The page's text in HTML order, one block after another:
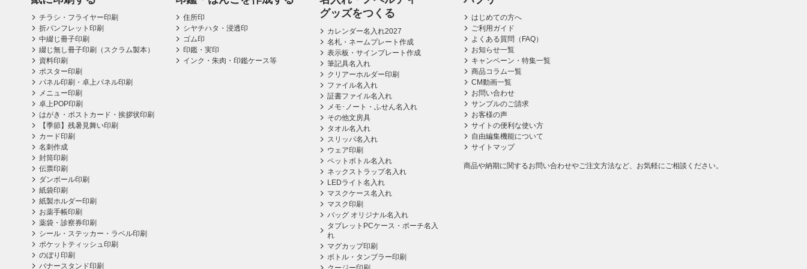
チラシ・フライヤー印刷
折パンフレット印刷
中綴じ冊子印刷
綴じ無し冊子印刷（スクラム製本）
資料印刷
ポスター印刷
パネル印刷・卓上パネル印刷
メニュー印刷
卓上POP印刷
はがき・ポストカード・挨拶状印刷
【季節】残暑見舞い印刷
カード印刷
名刺作成
封筒印刷
伝票印刷
ダンボール印刷
紙袋印刷
紙製ホルダー印刷
お薬手帳印刷
薬袋・診察券印刷
シール・ステッカー・ラベル印刷
ポケットティッシュ印刷
のぼり印刷
バナースタンド印刷
住所印
シヤチハタ・浸透印
ゴム印
印鑑・実印
インク・朱肉・印鑑ケース等
グッズをつくる
カレンダー名入れ2027
名札・ネームプレート作成
表示板・サインプレート作成
筆記具名入れ
クリアーホルダー印刷
ファイル名入れ
証書ファイル名入れ
メモ･ノート・ふせん名入れ
その他文房具
タオル名入れ
スリッパ名入れ
ウェア印刷
ペットボトル名入れ
ネックストラップ名入れ
LEDライト名入れ
マスクケース名入れ
マスク印刷
バッグ オリジナル名入れ
タブレットPCケース・ポーチ名入
れ
マグカップ印刷
ボトル・タンブラー印刷
はじめての方へ
ご利用ガイド
よくある質問（FAQ）
お知らせ一覧
キャンペーン・特集一覧
商品コラム一覧
CM動画一覧
お問い合わせ
サンプルのご請求
お客様の声
サイトの便利な使い方
自由編集機能について
サイトマップ
商品や納期に関するお問い合わせやご注文方法など、お気軽にご相談ください。